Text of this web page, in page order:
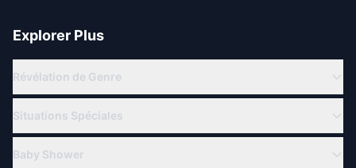
Explorer Plus
Révélation de Genre
Thèmes de Gender Reveal
Situations Spéciales
Baby Shower